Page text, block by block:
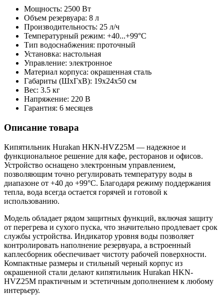
Мощность: 2500 Вт
Объем резервуара: 8 л
Производительность: 25 л/ч
Температурный режим: +40...+99°С
Тип водоснабжения: проточный
Установка: настольная
Управление: электронное
Материал корпуса: окрашенная сталь
Габариты (ШxГxВ): 19x24x50 см
Вес: 3.5 кг
Напряжение: 220 В
Гарантия: 6 месяцев
Описание товара
Кипятильник Hurakan HKN-HVZ25M — надежное и
функциональное решение для кафе, ресторанов и офисов.
Устройство оснащено электронным управлением,
позволяющим точно регулировать температуру воды в
диапазоне от +40 до +99°С. Благодаря режиму поддержания
тепла, вода всегда остается горячей и готовой к
использованию.
Модель обладает рядом защитных функций, включая защиту
от перегрева и сухого пуска, что значительно продлевает срок
службы устройства. Индикатор уровня воды позволяет
контролировать наполнение резервуара, а встроенный
каплесборник обеспечивает чистоту рабочей поверхности.
Компактные размеры и стильный черный корпус из
окрашенной стали делают кипятильник Hurakan HKN-
HVZ25M практичным и эстетичным дополнением к любому
интерьеру.